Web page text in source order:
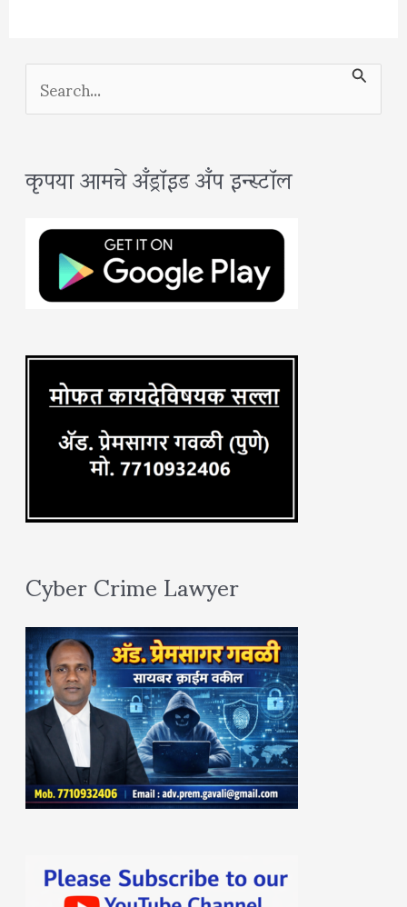
S
e
r
c
:
कृपया आमचे अँड्रॉइड अँप इन्स्टॉल
Cyber Crime Lawyer